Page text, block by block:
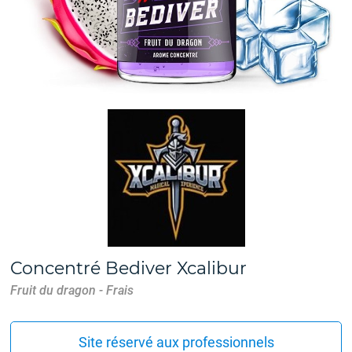
Concentré Bediver Xcalibur
Fruit du dragon - Frais
Site réservé aux professionnels